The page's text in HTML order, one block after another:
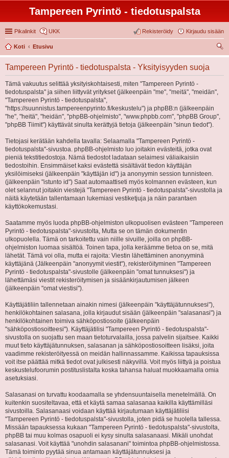
Tampereen Pyrintö - tiedotuspalsta
Pikalinkit UKK Kirjaudu sisään
Rekisteröidy
Koti
Etusivu
tsi
Tampereen Pyrintö - tiedotuspalsta - Yksityisyyden suoja
Tämä vakuutus selittää yksityiskohtaisesti, miten "Tampereen Pyrintö -
tiedotuspalsta" ja siihen liittyvät yritykset (jälkeenpäin "me", "meitä", "meidän",
"Tampereen Pyrintö - tiedotuspalsta",
"https://suunnistus.tampereenpyrinto.fi/keskustelu") ja phpBB:n (jälkeenpäin
"he", "heitä", "heidän", "phpBB-ohjelmisto", "www.phpbb.com", "phpBB Group",
"phpBB Tiimit") käyttävät sinulta kerättyjä tietoja (jälkeenpäin "sinun tiedot").
Tietojasi kerätään kahdella tavalla: Selaamalla "Tampereen Pyrintö -
tiedotuspalsta"-sivustoa. phpBB-ohjelmisto luo joitakin evästeitä, jotka ovat
pieniä tekstitiedostoja. Nämä tiedostot ladataan selaimesi väliaikaisiin
tiedostoihin. Ensimmäiset kaksi evästettä sisältävät tiedon käyttäjän
yksilöimiseksi (jälkeenpäin "käyttäjän id") ja anonyymin session tunnisteen.
(jälkeenpäin "istunto id") Saat automaattiseti myös kolmannen evästeen, kun
olet selannut joitakin viestejä "Tampereen Pyrintö - tiedotuspalsta"-sivustolla ja
näitä käytetään tallentamaan lukemiasi vestiketjuja ja näin parantaen
käyttökokemustasi.
Saatamme myös luoda phpBB-ohjelmiston ulkopuolisen evästeen "Tampereen
Pyrintö - tiedotuspalsta"-sivustolta, Mutta se on tämän dokumentin
ulkopuolella. Tämä on tarkoitettu vain niille sivuille, joilla on phpBB-
ohjelmiston luomaa sisältöä. Toinen tapa, jolla keräämme tietoa on se, mitä
lähetät. Tämä voi olla, mutta ei rajoita: Viestin lähettäminen anonyyminä
käyttäjänä (Jälkeenpäin "anonyymit viestit"), rekisteröityminen "Tampereen
Pyrintö - tiedotuspalsta"-sivustolle (jälkeenpäin "omat tunnuksesi") ja
lähettämäsi viestit rekisteröitymisen ja sisäänkirjautumisen jälkeen
(jälkeenpäin "omat viestisi").
Käyttäjätiliin tallennetaan ainakin nimesi (jälkeenpäin "käyttäjätunnuksesi"),
henkilökohtainen salasana, jolla kirjaudut sisään (jälkeenpäin "salasanasi") ja
henkilökohtainen toimiva sähköpostiosoite (jälkeenpäin
"sähköpostiosoitteesi"). Käyttäjätilisi "Tampereen Pyrintö - tiedotuspalsta"-
sivustolla on suojattu sen maan tietoturvalailla, jossa palvelin sijaitsee. Kaikki
muut tieto käyttäjätunnuksen, salasanan ja sähköpostiosoitteen lisäksi, joita
vaadimme rekisteröityessä on meidän hallinnassamme. Kaikissa tapauksissa
voit itse päättää mitkä tiedot ovat julkisesti näkyvillä. Voit myös liittyä ja poistua
keskustelufoorumin postituslistalta koska tahansa haluat muokkaamalla omia
asetuksiasi.
Salasanasi on turvattu koodaamalla se yhdensuuntaisella menetelmällä. On
kuitenkin suositeltavaa, että et käytä samaa salasanaa kaikilla käyttämilläsi
sivustoilla. Salasanaasi voidaan käyttää kirjautumaan käyttäjätiliisi
"Tampereen Pyrintö - tiedotuspalsta"-sivustolla, joten pidä se huolella tallessa.
Missään tapauksessa kukaan "Tampereen Pyrintö - tiedotuspalsta"-sivustolta,
phpBB tai muu kolmas osapuoli ei kysy sinulta salasanaasi. Mikäli unohdat
salasanasi. Voit käyttää "unohdin salasanani" toimintoa phpBB-ohjelmistossa.
Tämä toiminto pyytää sinua antamaan käyttäjätunnuksesi ja